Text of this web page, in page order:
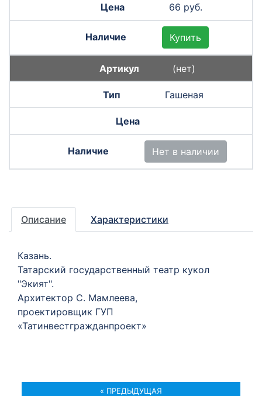
66 руб.
Купить
(нет)
Гашеная
Нет в наличии
Описание Характеристики
Казань.
Татарский государственный театр кукол
"Экият".
Архитектор С. Мамлеева,
проектировщик ГУП
«Татинвестгражданпроект»
« ПРЕДЫДУЩАЯ